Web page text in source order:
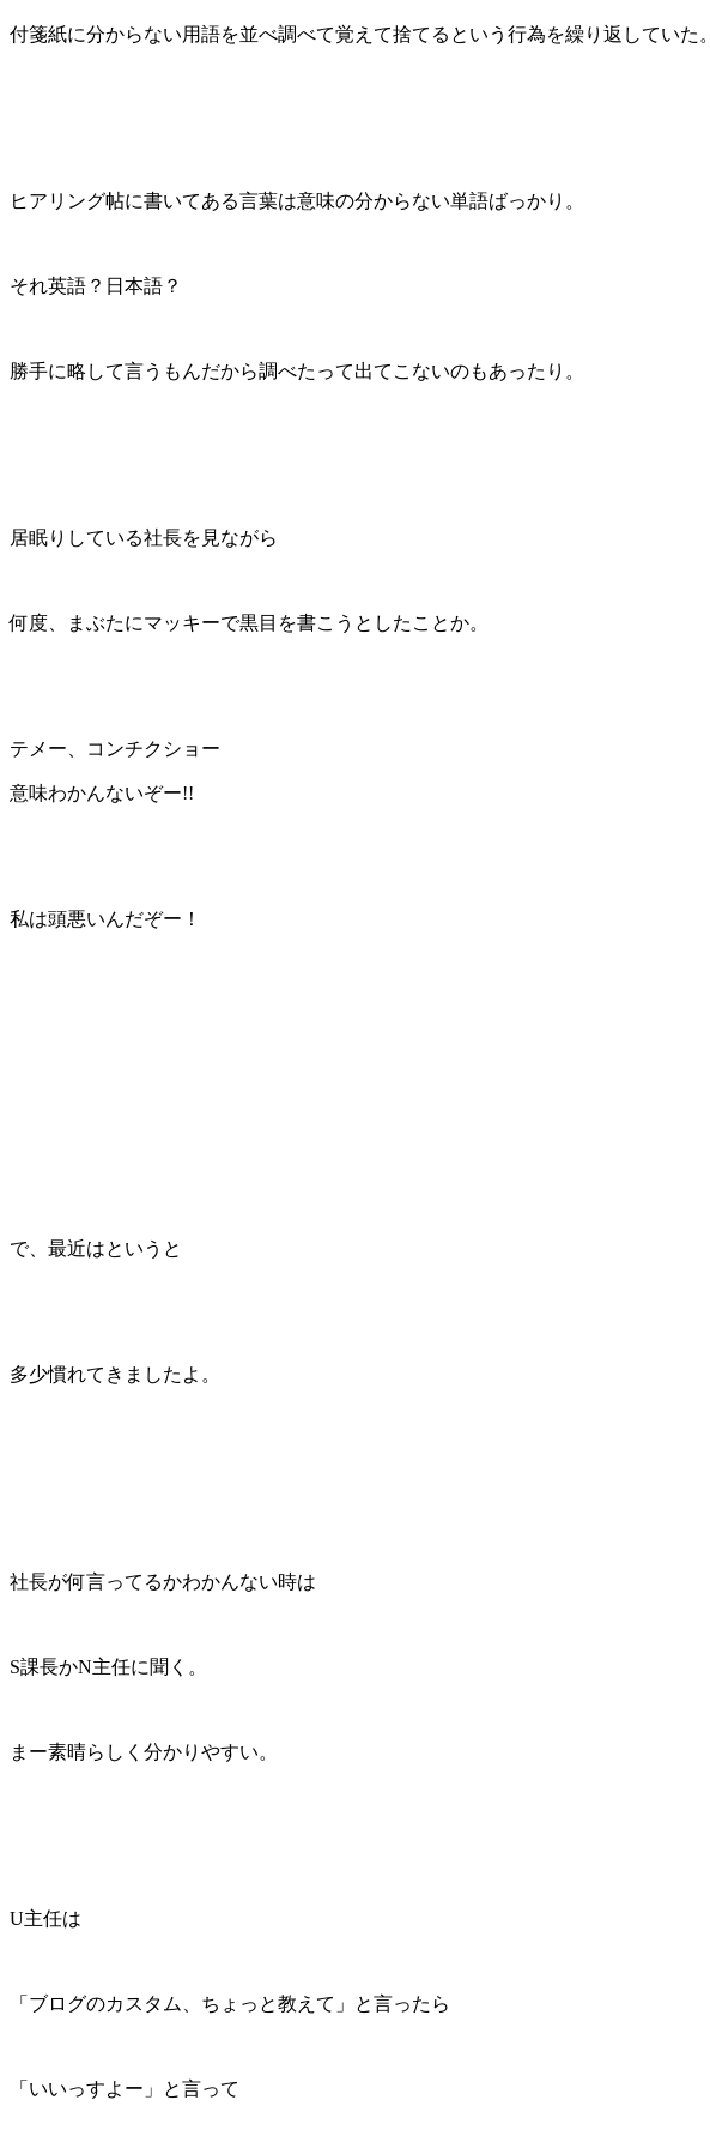
付箋紙に分からない用語を並べ調べて覚えて捨てるという行為を繰り返していた。
ヒアリング帖に書いてある言葉は意味の分からない単語ばっかり。
それ英語？日本語？
勝手に略して言うもんだから調べたって出てこないのもあったり。
居眠りしている社長を見ながら
何度、まぶたにマッキーで黒目を書こうとしたことか。
テメー、コンチクショー
意味わかんないぞー!!
私は頭悪いんだぞー！
で、最近はというと
多少慣れてきましたよ。
社長が何言ってるかわかんない時は
S課長かN主任に聞く。
まー素晴らしく分かりやすい。
U主任は
「ブログのカスタム、ちょっと教えて」と言ったら
「いいっすよー」と言って